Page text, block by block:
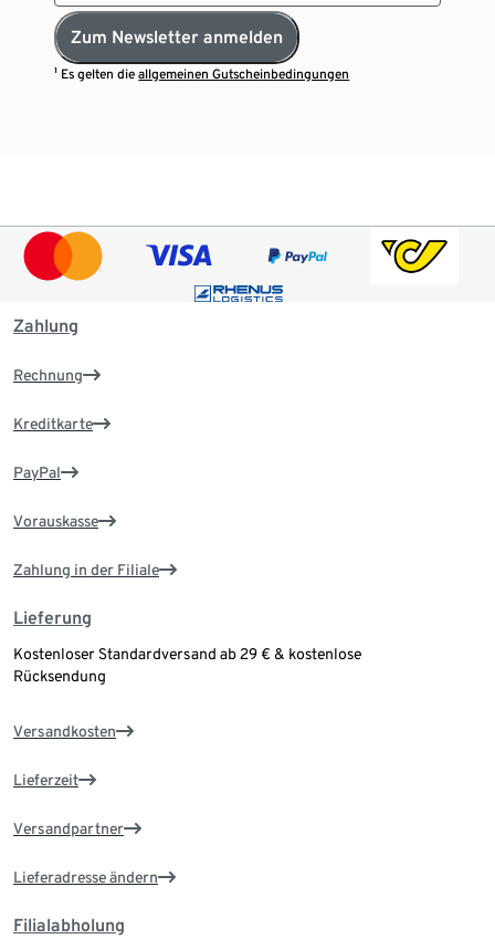
Zum Newsletter anmelden
¹ Es gelten dieallgemeinen Gutscheinbedingungen
Zahlung
Rechnung
Kreditkarte
PayPal
Vorauskasse
Zahlung in der Filiale
Lieferung
Kostenloser Standardversand ab 29 € & kostenlose
Rücksendung
Versandkosten
Lieferzeit
Versandpartner
Lieferadresse ändern
Filialabholung